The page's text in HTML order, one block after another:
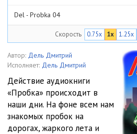
Del - Probka 04
Del - Probka 05Скорость 0.75x 1x 1.25x
Автор: Дель Дмитрий
Исполняет: Дель Дмитрий
Действие аудиокниги
«Пробка» происходит в
наши дни. На фоне всем нам
знакомых пробок на
дорогах, жаркого лета и